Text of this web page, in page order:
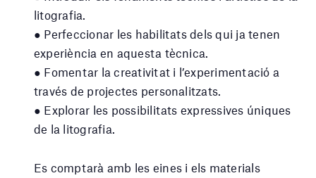
litografia.
● Perfeccionar les habilitats dels qui ja tenen
experiència en aquesta tècnica.
● Fomentar la creativitat i l’experimentació a
través de projectes personalitzats.
● Explorar les possibilitats expressives úniques
de la litografia.
Es comptarà amb les eines i els materials